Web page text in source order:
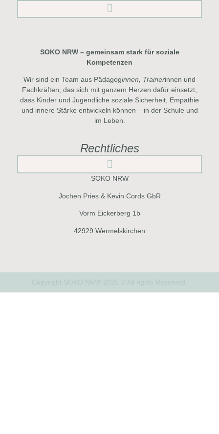
SOKO NRW – gemeinsam stark für soziale
Kompetenzen
Wir sind ein Team aus Pädagoginnen, Trainerinnen und
Fachkräften, das sich mit ganzem Herzen dafür einsetzt,
dass Kinder und Jugendliche soziale Sicherheit, Empathie
und innere Stärke entwickeln können – in der Schule und
im Leben.
Rechtliches
SOKO NRW
Jochen Pries & Kevin Cords GbR
Vorm Eickerberg 1b
42929 Wermelskirchen